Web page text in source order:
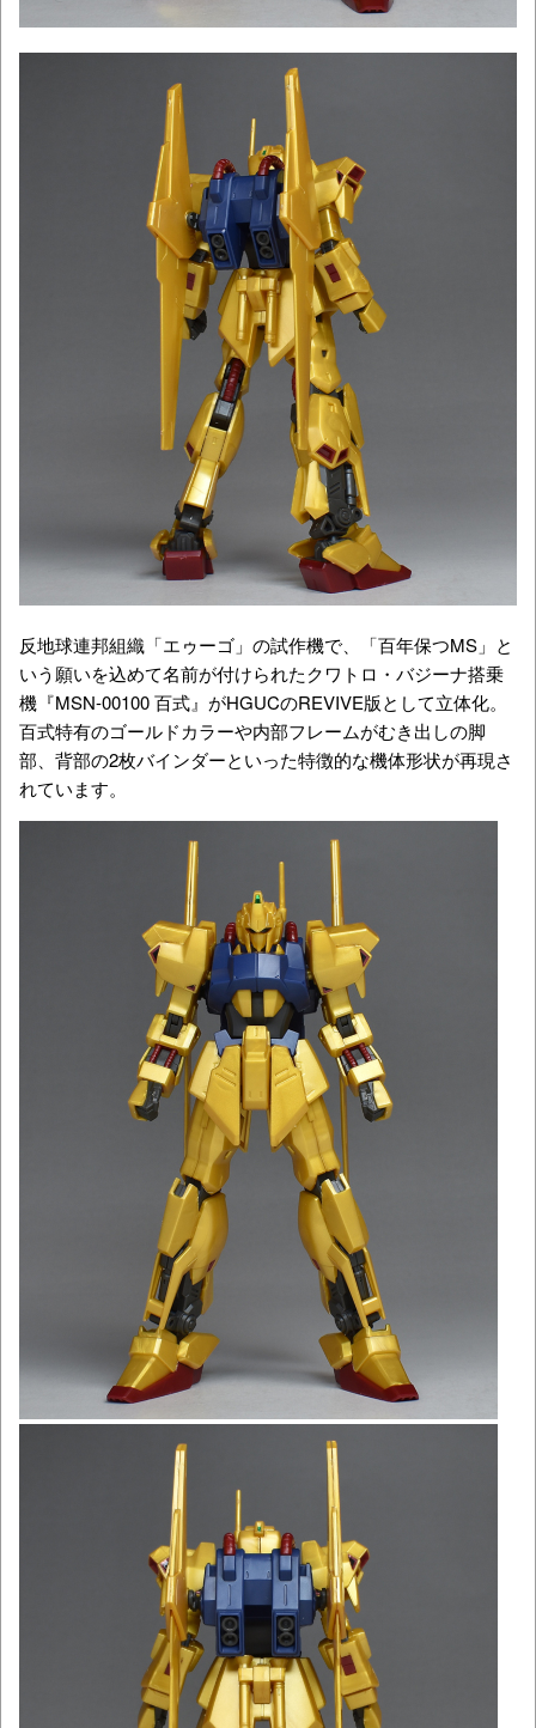
反地球連邦組織「エゥーゴ」の試作機で、「百年保つMS」と
いう願いを込めて名前が付けられたクワトロ・バジーナ搭乗
機『MSN-00100 百式』がHGUCのREVIVE版として立体化。
百式特有のゴールドカラーや内部フレームがむき出しの脚
部、背部の2枚バインダーといった特徴的な機体形状が再現さ
れています。